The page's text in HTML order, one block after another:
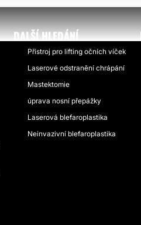
DALŠÍ HLEDÁNÍ
Přístroj pro lifting očních víček
Laserové odstranění chrápání
Mastektomie
úprava nosní přepážky
Laserová blefaroplastika
Neinvazivní blefaroplastika